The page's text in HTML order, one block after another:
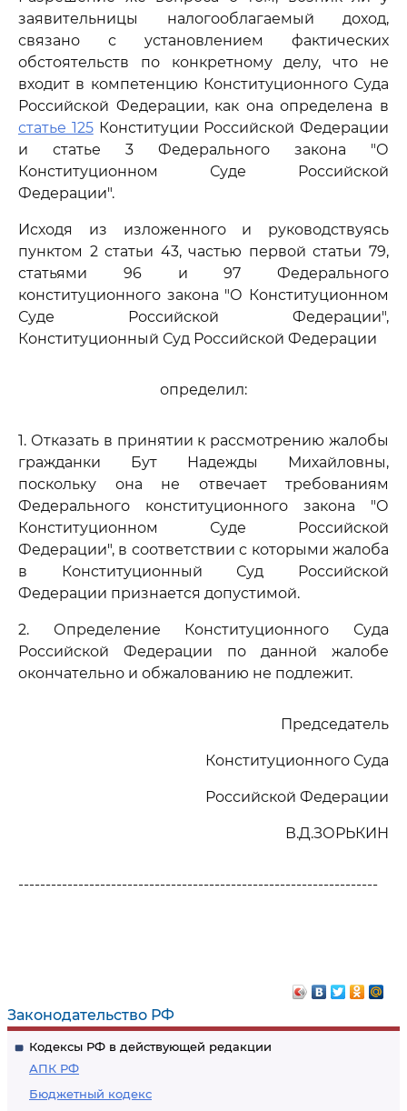
Законодательство РФ
Кодексы РФ в действующей редакции
АПК РФ
Бюджетный кодекс
заявительницы налогооблагаемый доход,
связано с установлением фактических
обстоятельств по конкретному делу, что не
входит в компетенцию Конституционного Суда
Российской Федерации, как она определена в
статье 125Конституции Российской Федерации
и статье 3 Федерального закона "О
Конституционном Суде Российской
Федерации".
Исходя из изложенного и руководствуясь
пунктом 2 статьи 43, частью первой статьи 79,
статьями 96 и 97 Федерального
конституционного закона "О Конституционном
Суде Российской Федерации",
Конституционный Суд Российской Федерации
определил:
1. Отказать в принятии к рассмотрению жалобы
гражданки Бут Надежды Михайловны,
поскольку она не отвечает требованиям
Федерального конституционного закона "О
Конституционном Суде Российской
Федерации", в соответствии с которыми жалоба
в Конституционный Суд Российской
Федерации признается допустимой.
2. Определение Конституционного Суда
Российской Федерации по данной жалобе
окончательно и обжалованию не подлежит.
Председатель
Конституционного Суда
Российской Федерации
В.Д.ЗОРЬКИН
------------------------------------------------------------------